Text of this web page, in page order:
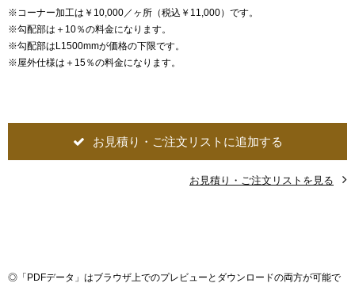
※コーナー加工は￥10,000／ヶ所（税込￥11,000）です。
※勾配部は＋10％の料金になります。
※勾配部はL1500mmが価格の下限です。
※屋外仕様は＋15％の料金になります。
お見積り・ご注文リストに追加する
お見積り・ご注文リストを見る
◎ 「PDFデータ」はブラウザ上でのプレビューとダウンロードの両方が可能で